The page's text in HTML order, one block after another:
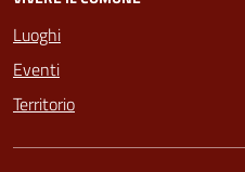
Luoghi
Eventi
Territorio